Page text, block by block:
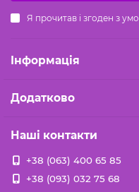
Я прочитав і згоден з
Iнформація
Додатково
Наші контакти
+38 (063) 400 65 85
+38 (093) 032 75 68